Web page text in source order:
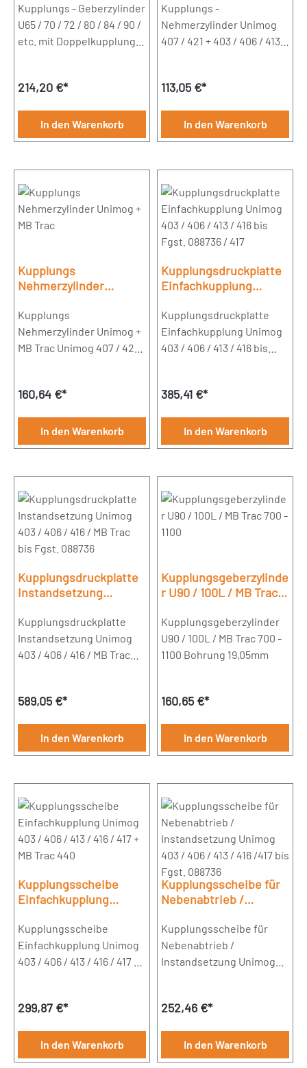
mit Doppelkupplung
Kupplungs - Geberzylinder
U65 / 70 / 72 / 80 / 84 / 90 /
etc. mit Doppelkupplung
Regulärer Preis:
214,20 €*
In den Warenkorb
Kupplungs -
Nehmerzylinder Unimog
407 / 421 + 403 / 406 / 413 /
20,64mm
Regulärer Preis:
113,05 €*
In den Warenkorb
Kupplungs
Nehmerzylinder
Kupplungs
Nehmerzylinder Unimog +
MB Trac Unimog 407 / 421 +
442Bohrung 26,99mm
Regulärer Preis:
160,64 €*
In den Warenkorb
Kupplungsdruckplatte
Einfachkupplung
/ 416 bis Fgst. 088736 /
417
Kupplungsdruckplatte
Einfachkupplung Unimog
403 / 406 / 413 / 416 bis
Regulärer Preis:
385,41 €*
In den Warenkorb
Kupplungsdruckplatte
Instandsetzung
/ MB Trac bis Fgst.
088736
Kupplungsdruckplatte
Instandsetzung Unimog
403 / 406 / 416 / MB Trac
Achtung: Der Artikel muss
eingesendet werden.
Regulärer Preis:
589,05 €*
In den Warenkorb
Kupplungsgeberzylinde
r U90 / 100L / MB Trac
Kupplungsgeberzylinder
U90 / 100L / MB Trac 700 -
1100 Bohrung 19,05mm
Regulärer Preis:
160,65 €*
In den Warenkorb
Kupplungsscheibe
Einfachkupplung
/ 416 / 417 + MB Trac 440
Kupplungsscheibe
Einfachkupplung Unimog
403 / 406 / 413 / 416 / 417 +
Regulärer Preis:
299,87 €*
In den Warenkorb
Kupplungsscheibe für
Nebenabtrieb /
Unimog 403 / 406 / 413
/ 416 /417 bis Fgst.
088736
Kupplungsscheibe für
Nebenabtrieb /
Instandsetzung Unimog
280mmZähneanzahl 24
UNIVOIT GmbH
eingesendet werden
Regulärer Preis:
252,46 €*
In den Warenkorb